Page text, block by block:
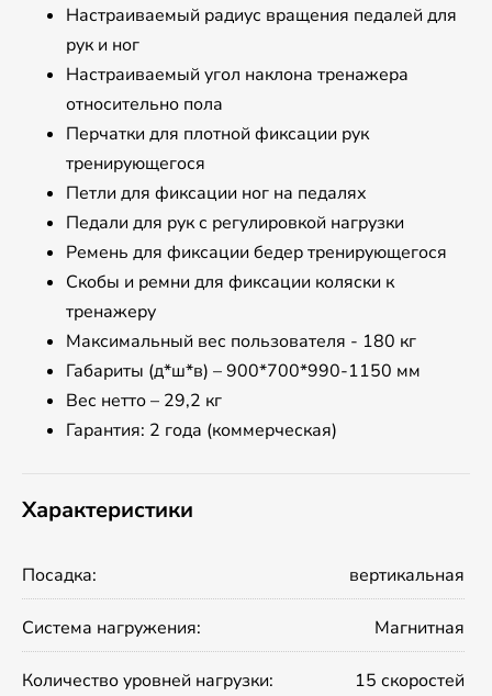
Настраиваемый радиус вращения педалей для
рук и ног
Настраиваемый угол наклона тренажера
относительно пола
Перчатки для плотной фиксации рук
тренирующегося
Петли для фиксации ног на педалях
Педали для рук с регулировкой нагрузки
Ремень для фиксации бедер тренирующегося
Скобы и ремни для фиксации коляски к
тренажеру
Максимальный вес пользователя - 180 кг
Габариты (д*ш*в) – 900*700*990-1150 мм
Вес нетто – 29,2 кг
Гарантия: 2 года (коммерческая)
Характеристики
Посадка: вертикальная
Система нагружения: Магнитная
Количество уровней нагрузки: 15 скоростей